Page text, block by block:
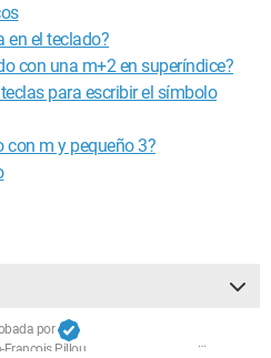
en el teclado?
con una m+2 en superíndice?
para escribir el símbolo
con m y pequeño 3?
por
François Pillou